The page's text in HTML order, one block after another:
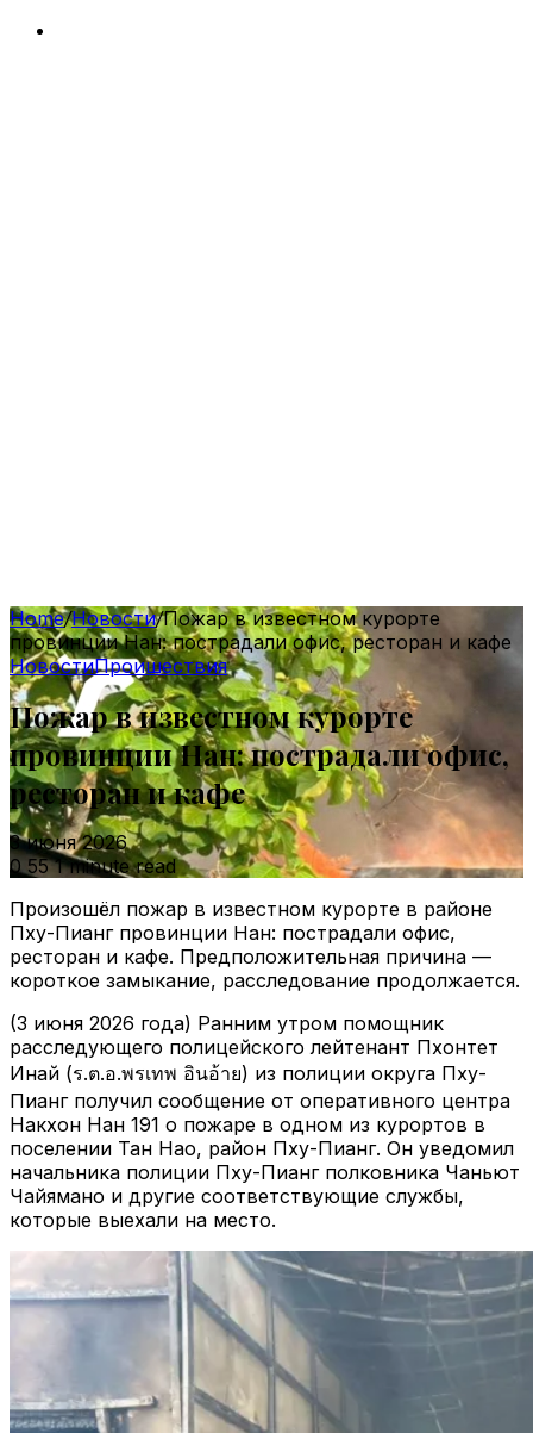
Home/Новости/Пожар в известном курорте
провинции Нан: пострадали офис, ресторан и кафе
НовостиПроишествия
Пожар в известном курорте
провинции Нан: пострадали офис,
ресторан и кафе
3 июня 2026
0551 minute read
Произошёл пожар в известном курорте в районе
Пху-Пианг провинции Нан: пострадали офис,
ресторан и кафе. Предположительная причина —
короткое замыкание, расследование продолжается.
(3 июня 2026 года) Ранним утром помощник
расследующего полицейского лейтенант Пхонтет
Инай (ร.ต.อ.พรเทพ อินอ้าย) из полиции округа Пху-
Пианг получил сообщение от оперативного центра
Накхон Нан 191 о пожаре в одном из курортов в
поселении Тан Нао, район Пху-Пианг. Он уведомил
начальника полиции Пху-Пианг полковника Чаньют
Чайямано и другие соответствующие службы,
которые выехали на место.